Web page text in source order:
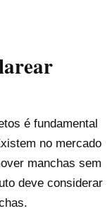
é fundamental
no mercado
manchas sem
deve considerar